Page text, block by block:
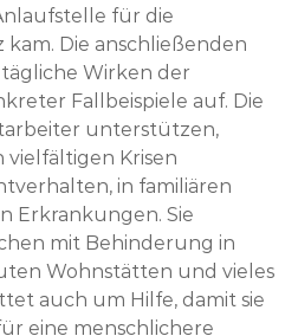
für die
Die anschließenden
Wirken der
Fallbeispiele auf. Die
unterstützen,
Krisen
in familiären
Erkrankungen. Sie
mit Behinderung in
Wohnstätten und vieles
auch um Hilfe, damit sie
eine menschlichere